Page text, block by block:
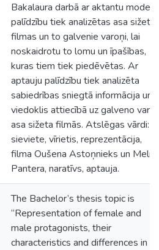
Bakalaura darbā ar aktantu modeļa
palīdzību tiek analizētas asa sižeta
filmas un to galvenie varoņi, lai
noskaidrotu to lomu un īpašības,
kuras tiem tiek piedēvētas. Ar
aptauju palīdzību tiek analizēta
sabiedrības sniegtā informācija un
viedoklis attiecībā uz galveno
asa sižeta filmās. Atslēgas vārdi:
sieviete, vīrietis, reprezentācija,
filma Oušena Astoņnieks un Melnā
Pantera, naratīvs, aptauja.
The Bachelor’s thesis topic is
“Representation of female and
male protagonists, their
characteristics and differences in